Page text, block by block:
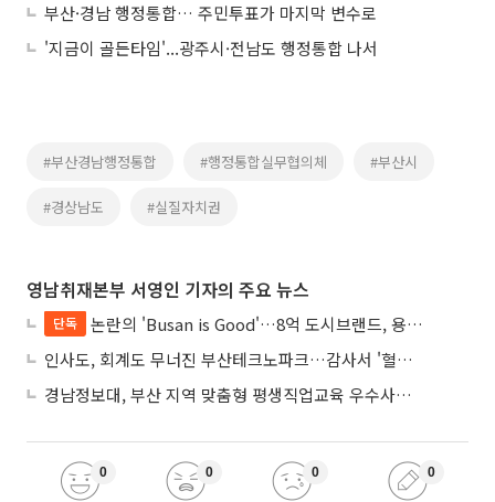
부산·경남 행정통합… 주민투표가 마지막 변수로
'지금이 골든타임'...광주시·전남도 행정통합 나서
#부산경남행정통합 #행정통합실무협의체 #부산시
#경상남도 #실질자치권
영남취재본부 서영인 기자의 주요 뉴스
단독
논란의 'Busan is Good'…8억 도시브랜드, 용산 대통령실 CI 업체가 수행
인사도, 회계도 무너진 부산테크노파크…감사서 '혈세 유용·인사 뒤집기' 적발
경남정보대, 부산 지역 맞춤형 평생직업교육 우수사례로 혁신 주도
0 0 0 0